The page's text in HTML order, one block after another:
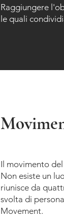
Raggiungere
le quali
Il movimento
Non esiste un
riunisce da
svolta di
Movement.